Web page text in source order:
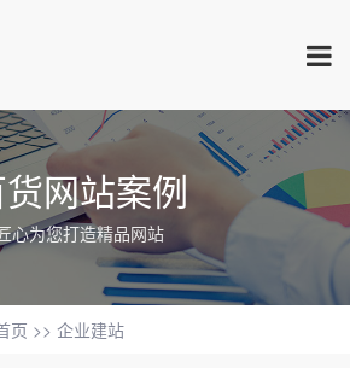
网站案例
心为您打造精品网站
页 >> 企业建站